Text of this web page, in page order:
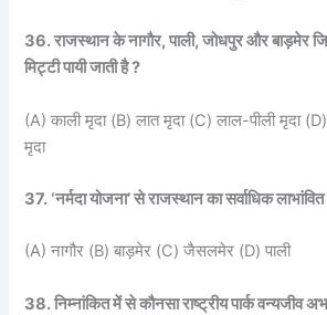
36. राजस्थान के नागौर, पाली, जोधपुर और बाड़मेर
मिट्टी पायी जाती है ?
(A) काली मृदा (B) लात मृदा (C) लाल-पीली मृदा
मृदा
37. ‘नर्मदा योजना’ से राजस्थान का सर्वाधिक
(A) नागौर (B) बाड़मेर (C) जैसलमेर (D) पाली
38. निम्नांकित में से कौनसा राष्ट्रीय पार्क वन्यजीव